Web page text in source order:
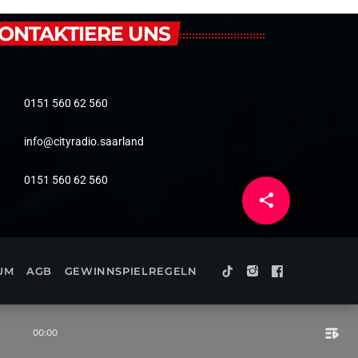
00:00 playlist_play
share
email
UNS
0151 560 62 560
info@cityradio.saarland
0151 560 62 560
AGB GEWINNSPIELREGELN